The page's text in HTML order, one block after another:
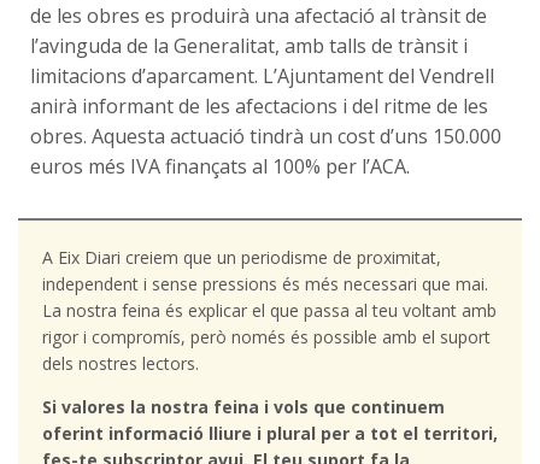
de les obres es produirà una afectació al trànsit de
l’avinguda de la Generalitat, amb talls de trànsit i
limitacions d’aparcament. L’Ajuntament del Vendrell
anirà informant de les afectacions i del ritme de les
obres. Aquesta actuació tindrà un cost d’uns 150.000
euros més IVA finançats al 100% per l’ACA.
A Eix Diari creiem que un periodisme de proximitat,
independent i sense pressions és més necessari que mai.
La nostra feina és explicar el que passa al teu voltant amb
rigor i compromís, però només és possible amb el suport
dels nostres lectors.
Si valores la nostra feina i vols que continuem
oferint informació lliure i plural per a tot el territori,